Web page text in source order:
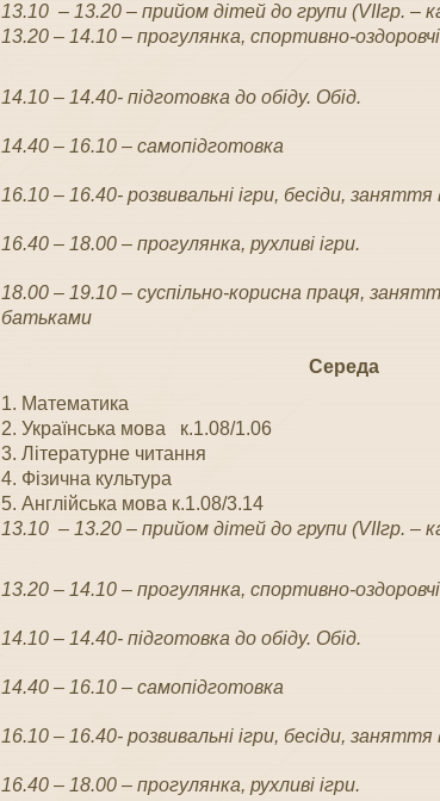
13.10 – 13.20– прийом дітей до групи (VIIгр. –
13.20 – 14.10 – прогулянка, спортивно-
14.10 – 14.40- підготовка до обіду. Обід.
14.40 – 16.10 – самопідготовка
16.10 – 16.40- розвивальні ігри, бесіди,
16.40 – 18.00 – прогулянка, рухливі ігри.
18.00 – 19.10 – суспільно-корисна праця,
батьками
Середа
1. Математика
2. Українська мова к.1.08/1.06
3. Літературне читання
4. Фізична культура
5. Англійська мова к.1.08/3.14
13.10 – 13.20– прийом дітей до групи (VIIгр. –
13.20 – 14.10 – прогулянка, спортивно-
14.10 – 14.40- підготовка до обіду. Обід.
14.40 – 16.10 – самопідготовка
16.10 – 16.40- розвивальні ігри, бесіди,
16.40 – 18.00 – прогулянка, рухливі ігри.